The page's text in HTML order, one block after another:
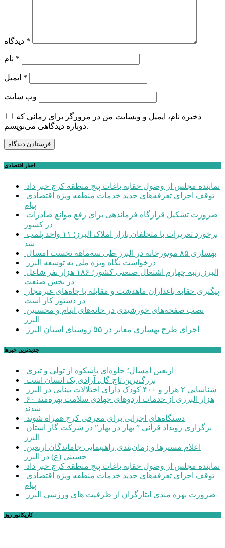
*
*
*
وب‌ سایت
ذخیره نام، ایمیل و وبسایت من در مرورگر برای زمانی که
دوباره دیدگاهی می‌نویسم.
اخبار اقتصادی
نماینده مجلس از وصول حقابه باغات پنج منطقه کرج خبر داد
پیام
در کشور
شد
بهسازی ۸۵ موتورخانه در البرز طی سه‌ماهه نخست امسال
درخواست نگاه ویژه ملی به توسعه البرز
در بخش صنعت
در دستور کار است
البرز
اجرای طرح بهسازی معابر در ۵۵ روستای استان البرز
جديدترين خبرها
اربعین امسال؛ جلوه‌ای باشکوه از تولی و تبری
بزرگ‌ترین تاج گل، آزادی یک انسان است
شناسایی ۲ هزار و ۴۰۰ کودک دارای اختلالات بینایی در البرز
۶۰ هزار البرزی از خدمات اردوهای جهادی سلامت بهره‌مند
شدند
دستگاه‌های اجرایی برای معرفی کرج همراه شوند
البرز
حسینی (ع) در البرز
نماینده مجلس از وصول حقابه باغات پنج منطقه کرج خبر داد
پیام
ضرورت بهره مندی ایثارگران از ظرفیت های ورزشی البرز
کاریکاتور روز